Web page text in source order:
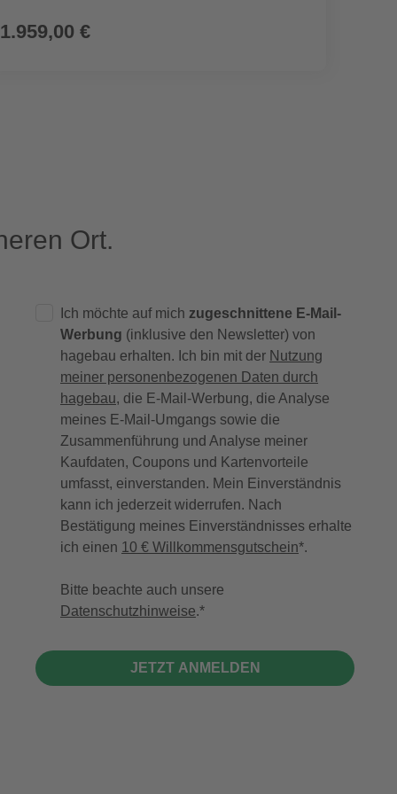
1.959,00 €
Ort.
Ich möchte auf mich zugeschnittene E-Mail-
Werbung (inklusive den Newsletter) von
hagebau erhalten. Ich bin mit der Nutzung
meiner personenbezogenen Daten durch
hagebau, die E-Mail-Werbung, die Analyse
meines E-Mail-Umgangs sowie die
Zusammenführung und Analyse meiner
Kaufdaten, Coupons und Kartenvorteile
umfasst, einverstanden. Mein Einverständnis
kann ich jederzeit widerrufen. Nach
Bestätigung meines Einverständnisses erhalte
ich einen 10 € Willkommensgutschein*.
Bitte beachte auch unsere
Datenschutzhinweise.
JETZT ANMELDEN